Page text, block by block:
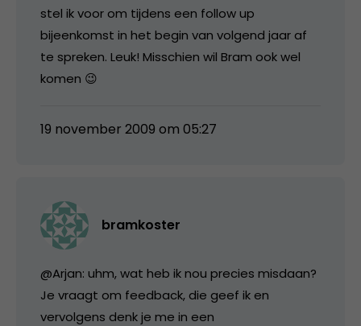
stel ik voor om tijdens een follow up
bijeenkomst in het begin van volgend jaar af
te spreken. Leuk! Misschien wil Bram ook wel
komen 😉
19 november 2009 om 05:27
bramkoster
@Arjan: uhm, wat heb ik nou precies misdaan?
Je vraagt om feedback, die geef ik en
vervolgens denk je me in een